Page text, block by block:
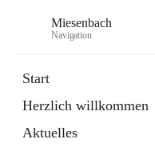
Miesenbach
Navigation
Start
Herzlich willkommen
Aktuelles
Externe Webseite
in